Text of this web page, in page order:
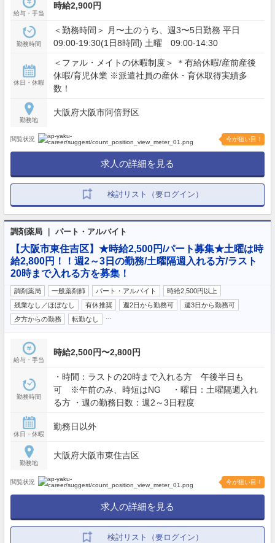
給与・手当
時給2,900円
勤務時間
＜勤務時間＞ 月〜土のうち、週3〜5日勤務 平日
09:00-19:30(1日8時間) 土曜 09:00-14:30
休日・休暇
＜ファル・メイトの休暇制度＞ ＊有給休暇/産前産後
休暇/育児休業 ※派遣社員の産休・育休取得実績多
数！
勤務地
大阪府大阪市阿倍野区
閲覧状況 今が狙い目！
求人の詳細を見る
検討リスト（要ログイン）
調剤薬局 ｜ パート・アルバイト
【大阪市東住吉区】★時給2,500円/パート募集★土曜は時
給2,800円！！週2～3日の勤務/土曜隔週入れる方/ラスト
20時まで入れる方を募集！
調剤薬局 一般薬剤師 パート・アルバイト
時給2,500円以上
残業なし／ほぼなし
有休推奨 週2日から勤務可
週3日から勤務可
夕方からの勤務
転勤なし
給与・手当
時給2,500円〜2,800円
勤務時間
・時間：ラストの20時まで入れる方 午後半日も
可 ※午前のみ、時短はNG ・曜日：土曜隔週入れ
る方 ・週の勤務日数：週2～3日程度
休日・休暇
勤務日以外
勤務地
大阪府大阪市東住吉区
閲覧状況 今が狙い目！
求人の詳細を見る
検討リスト（要ログイン）